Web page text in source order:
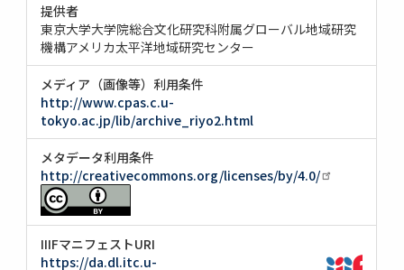
提供者
東京大学大学院総合文化研究科附属グローバル地域研究
機構アメリカ太平洋地域研究センター
メディア（画像等）利用条件
http://www.cpas.c.u-
tokyo.ac.jp/lib/archive_riyo2.html
メタデータ利用条件
http://creativecommons.org/licenses/by/4.0/
IIIFマニフェストURI
https://da.dl.itc.u-